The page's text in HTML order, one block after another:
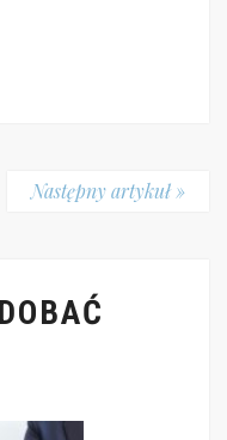
Następny artykuł »